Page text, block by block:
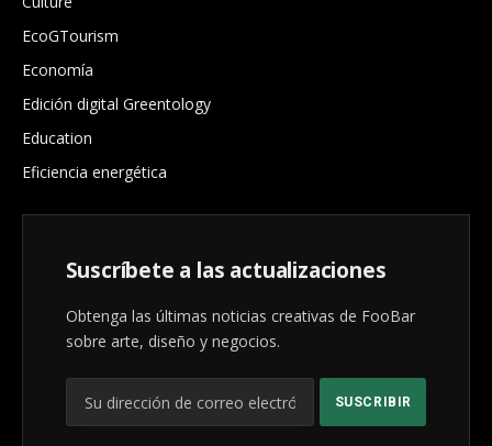
EcoGTourism
Economía
Edición digital Greentology
Education
Eficiencia energética
Suscríbete a las actualizaciones
Obtenga las últimas noticias creativas de FooBar
sobre arte, diseño y negocios.